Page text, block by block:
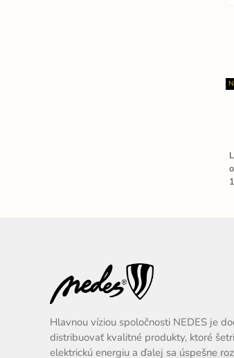
Hlavnou víziou spoločnosti NEDES je
distribuovať kvalitné produkty, ktoré
elektrickú energiu a ďalej sa úspešne